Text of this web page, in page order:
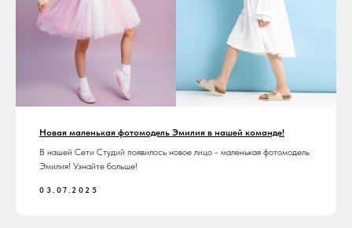
Новая маленькая фотомодель Эмилия в нашей команде!
В нашей Сети Студий появилось новое лицо - маленькая фотомодель
Эмилия! Узнайте больше!
03.07.2025